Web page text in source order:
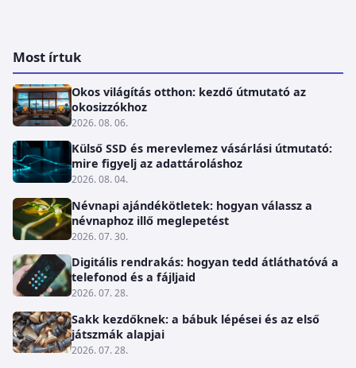
Most írtuk
Okos világítás otthon: kezdő útmutató az
okosizzókhoz
2026. 08. 06.
Külső SSD és merevlemez vásárlási útmutató:
mire figyelj az adattároláshoz
2026. 08. 04.
Névnapi ajándékötletek: hogyan válassz a
névnaphoz illő meglepetést
2026. 07. 30.
Digitális rendrakás: hogyan tedd átláthatóvá a
telefonod és a fájljaid
2026. 07. 28.
Sakk kezdőknek: a bábuk lépései és az első
játszmák alapjai
2026. 07. 28.